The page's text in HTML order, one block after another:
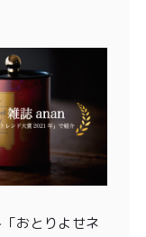
おとりよせネ